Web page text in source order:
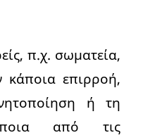
π.χ. σωματεία,
κάποια επιρροή,
ή τη
από τις